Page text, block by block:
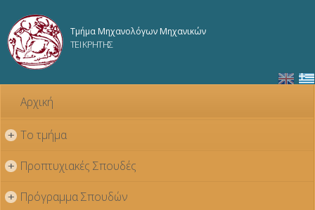
κυρίως
Τμήμα Μηχανολόγων Μηχανικών
ΤΕΙ ΚΡΗΤΗΣ
Αρχική
+ Το τμήμα
+ Προπτυχιακές Σπουδές
+ Πρόγραμμα Σπουδών